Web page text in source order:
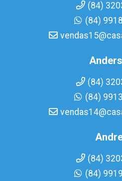
(84)
(84)
(84)
(84)
(84)
(84)